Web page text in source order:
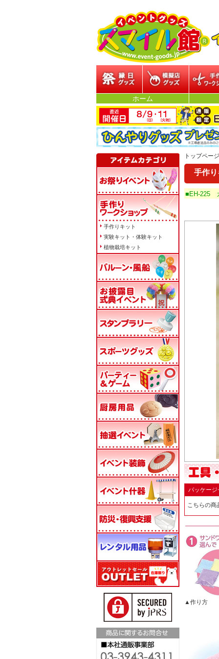
模擬店グッズ
ホーム
トップページ
手作
■EH-225
パッケージ
こちらの商
▲作り方
手作りキット
実験キット・体験キット
植物栽培キット